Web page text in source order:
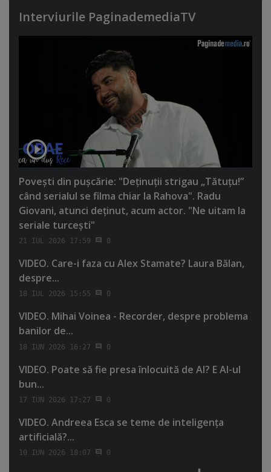
Interviurile PaginademediaTV
Poveşti din puşcărie: "Deţinuţii strigau „Tătuţu!”
când serialul se filma chiar la Rahova". Radu
Giovani, atunci deţinut, acum actor. "Ne uitam la
seriale turceşti"
21 IUL 2026 17:59 0
VIDEO. Care-i faza cu Alex Stamate? Laura Bălan,
despre...
18 IUL 2026 15:55 0
VIDEO. Mihai Voinea - Recorder, despre problema
banilor de...
18 IUN 2026 16:27 0
VIDEO. Poate să fie presa înlocuită de AI? E AI-ul
bun...
17 IUN 2026 17:27 0
VIDEO. Andreea Esca se teme de inteligenţa
artificială?...
10 IUN 2026 18:07 0